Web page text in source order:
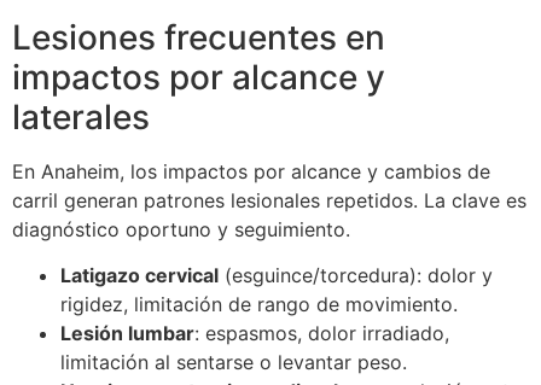
Lesiones frecuentes en
impactos por alcance y
laterales
En Anaheim, los impactos por alcance y cambios de
carril generan patrones lesionales repetidos. La clave es
diagnóstico oportuno y seguimiento.
Latigazo cervical (esguince/torcedura): dolor y
rigidez, limitación de rango de movimiento.
Lesión lumbar: espasmos, dolor irradiado,
limitación al sentarse o levantar peso.